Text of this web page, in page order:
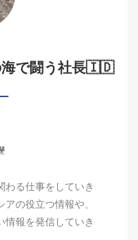
海で闘う社長🇮🇩
わる仕事をしていき
の役立つ情報や、
情報を発信していき